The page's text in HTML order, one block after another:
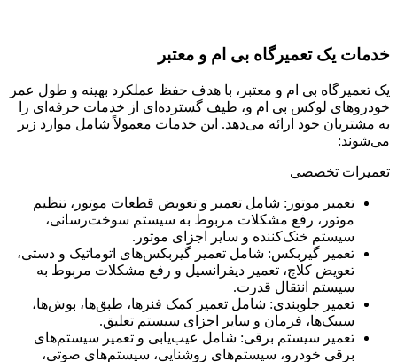
خدمات یک تعمیرگاه بی ام و معتبر
یک تعمیرگاه بی ام و معتبر، با هدف حفظ عملکرد بهینه و طول عمر
خودروهای لوکس بی ام و، طیف گسترده‌ای از خدمات حرفه‌ای را
به مشتریان خود ارائه می‌دهد. این خدمات معمولاً شامل موارد زیر
می‌شوند:
تعمیرات تخصصی
تعمیر موتور: شامل تعمیر و تعویض قطعات موتور، تنظیم
موتور، رفع مشکلات مربوط به سیستم سوخت‌رسانی،
سیستم خنک‌کننده و سایر اجزای موتور.
تعمیر گیربکس: شامل تعمیر گیربکس‌های اتوماتیک و دستی،
تعویض کلاچ، تعمیر دیفرانسیل و رفع مشکلات مربوط به
سیستم انتقال قدرت.
تعمیر جلوبندی: شامل تعمیر کمک فنرها، طبق‌ها، بوش‌ها،
سیبک‌ها، فرمان و سایر اجزای سیستم تعلیق.
تعمیر سیستم برقی: شامل عیب‌یابی و تعمیر سیستم‌های
برقی خودرو، سیستم‌های روشنایی، سیستم‌های صوتی،